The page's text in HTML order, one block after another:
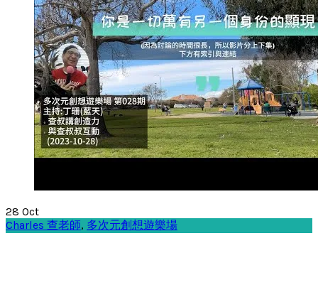
28 Oct
Charles 查老師, 多次元創想遊樂場